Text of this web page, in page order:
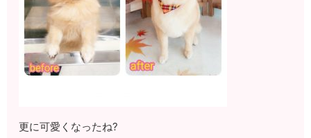
更に可愛くなったね?